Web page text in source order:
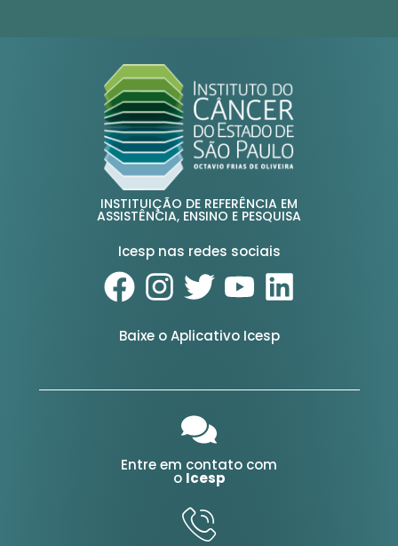
INSTITUIÇÃO DE REFERÊNCIA EM
ASSISTÊNCIA, ENSINO E PESQUISA
Icesp nas redes sociais
Baixe o Aplicativo Icesp
Entre em contato com
o Icesp